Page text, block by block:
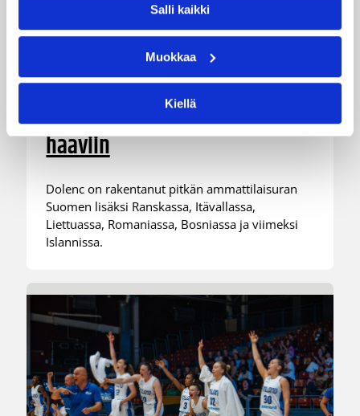
Salli kaikki
Muokkaa
Kiellä
Korisliiga 07.08.2026 09:23
Daniel Dolenc KTP-Basketin
haaviin
Dolenc on rakentanut pitkän ammattilaisuran
Suomen lisäksi Ranskassa, Itävallassa,
Liettuassa, Romaniassa, Bosniassa ja viimeksi
Islannissa.